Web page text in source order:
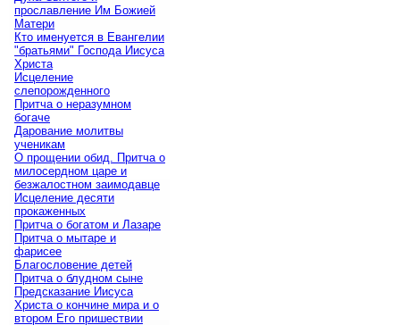
прославление Им Божией
Матери
Кто именуется в Евангелии
"братьями" Господа Иисуса
Христа
Исцеление
слепорожденного
Притча о неразумном
богаче
Дарование молитвы
ученикам
О прощении обид. Притча о
милосердном царе и
безжалостном заимодавце
Исцеление десяти
прокаженных
Притча о богатом и Лазаре
Притча о мытаре и
фарисее
Благословение детей
Притча о блудном сыне
Предсказание Иисуса
Христа о кончине мира и о
втором Его пришествии